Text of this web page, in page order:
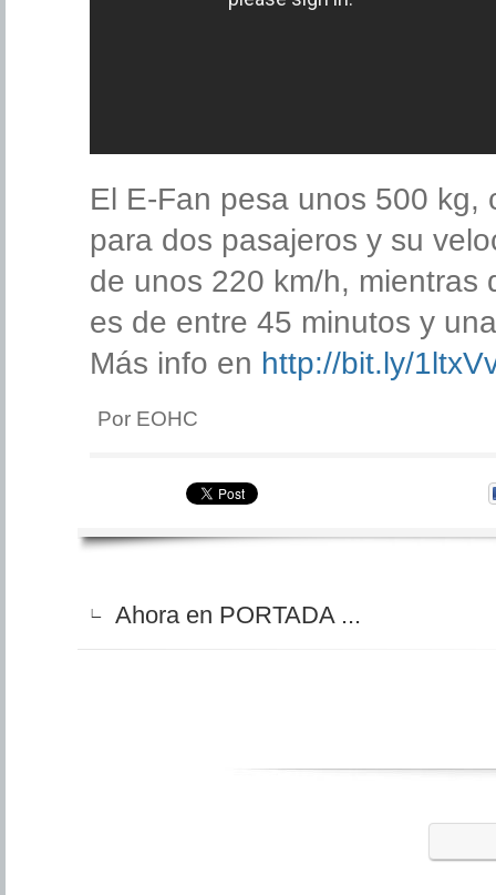
El E-Fan pesa unos 500 kg,
para dos pasajeros y su
de unos 220 km/h, mientras
es de entre 45 minutos y
Más info en http://bit.ly/
Por EOHC
∟ Ahora en PORTADA ...